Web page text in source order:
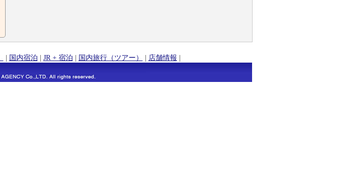
| 国内宿泊 | JR + 宿泊 | 国内旅行（ツアー） | 店舗情報 |